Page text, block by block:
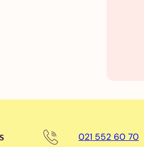
021 552 60 70